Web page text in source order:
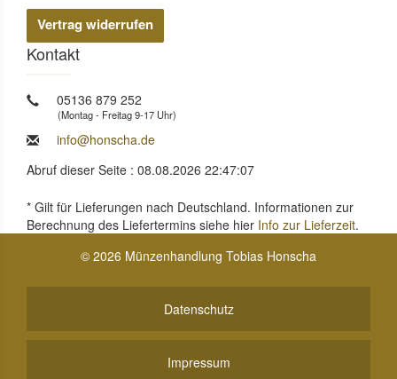
Vertrag widerrufen
Kontakt
05136 879 252
(Montag - Freitag 9-17 Uhr)
info@honscha.de
Abruf dieser Seite : 08.08.2026 22:47:07
* Gilt für Lieferungen nach Deutschland. Informationen zur
Berechnung des Liefertermins siehe hier Info zur Lieferzeit.
© 2026 Münzenhandlung Tobias Honscha
Datenschutz
Impressum